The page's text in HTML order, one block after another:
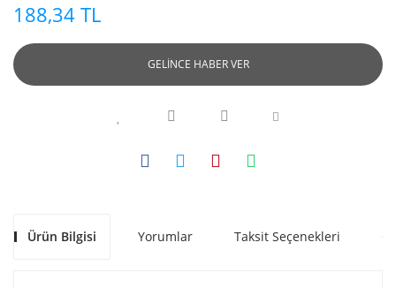
188,34 TL
GELİNCE HABER VER
Ürün Bilgisi Yorumlar Taksit Seçenekleri